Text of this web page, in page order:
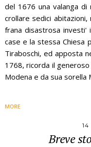
del 1676 una valanga
crollare sedici
frana disastrosa investi'
case e la stessa Chiesa
Tiraboschi, ed apposta
1768, ricorda il
Modena e da sua sorella
MORE
14
Breve